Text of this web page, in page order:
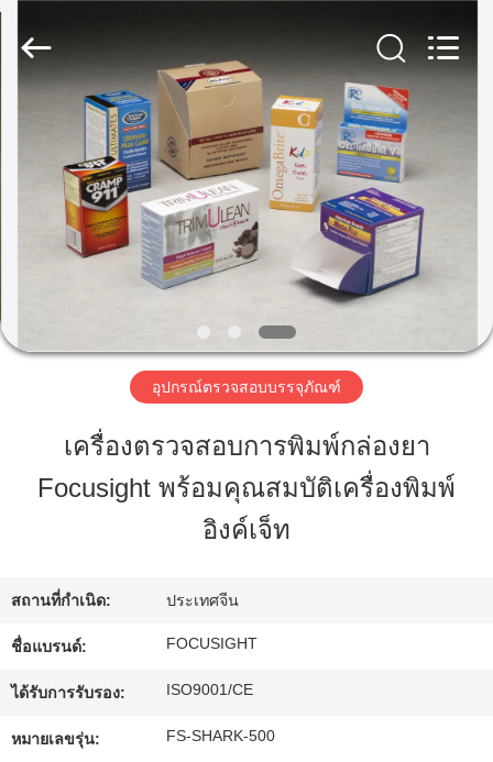
บ้าน
สินค้า
กับ
ทัวร์
ควบคุม
คุณภาพ
ติดต่อ
Technology
Co.,Ltd.
อุปกรณ์ตรวจสอบบรรจุภัณฑ์
เครื่องตรวจสอบการพิมพ์กล่องยา
Focusight พร้อมคุณสมบัติเครื่องพิมพ์
อิงค์เจ็ท
สถานที่กำเนิด: ประเทศจีน
ชื่อแบรนด์: FOCUSIGHT
ได้รับการรับรอง: ISO9001/CE
หมายเลขรุ่น: FS-SHARK-500